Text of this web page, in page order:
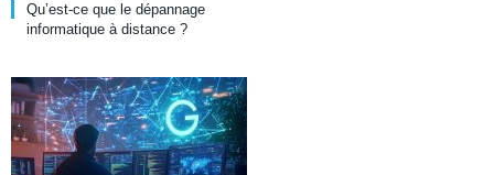
Qu’est-ce que le dépannage
informatique à distance ?